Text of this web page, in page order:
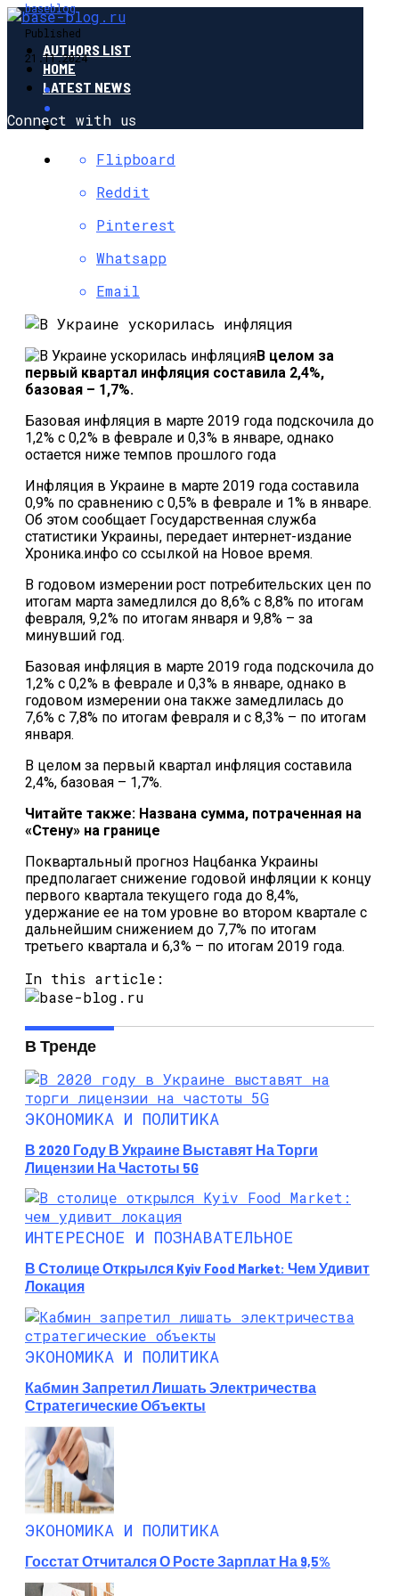
AUTHORS LIST
HOME
LATEST NEWS
Connect with us
baseblog
Published
21.11.2024
Flipboard
Reddit
Pinterest
Whatsapp
Email
В целом за
первый квартал инфляция составила 2,4%,
базовая – 1,7%.
Базовая инфляция в марте 2019 года подскочила до
1,2% с 0,2% в феврале и 0,3% в январе, однако
остается ниже темпов прошлого года
Инфляция в Украине в марте 2019 года составила
0,9% по сравнению с 0,5% в феврале и 1% в январе.
Об этом сообщает Государственная служба
статистики Украины, передает интернет-издание
Хроника.инфо со ссылкой на Новое время.
В годовом измерении рост потребительских цен по
итогам марта замедлился до 8,6% с 8,8% по итогам
февраля, 9,2% по итогам января и 9,8% – за
минувший год.
Базовая инфляция в марте 2019 года подскочила до
1,2% с 0,2% в феврале и 0,3% в январе, однако в
годовом измерении она также замедлилась до
7,6% с 7,8% по итогам февраля и с 8,3% – по итогам
января.
В целом за первый квартал инфляция составила
2,4%, базовая – 1,7%.
Читайте также: Названа сумма, потраченная на
«Стену» на границе
Поквартальный прогноз Нацбанка Украины
предполагает снижение годовой инфляции к концу
первого квартала текущего года до 8,4%,
удержание ее на том уровне во втором квартале с
дальнейшим снижением до 7,7% по итогам
третьего квартала и 6,3% – по итогам 2019 года.
In this article:
В Тренде
ЭКОНОМИКА И ПОЛИТИКА
В 2020 Году В Украине Выставят На Торги
Лицензии На Частоты 5G
ИНТЕРЕСНОЕ И ПОЗНАВАТЕЛЬНОЕ
В Столице Открылся Kyiv Food Market: Чем Удивит
Локация
ЭКОНОМИКА И ПОЛИТИКА
Кабмин Запретил Лишать Электричества
Стратегические Объекты
ЭКОНОМИКА И ПОЛИТИКА
Госстат Отчитался О Росте Зарплат На 9,5%